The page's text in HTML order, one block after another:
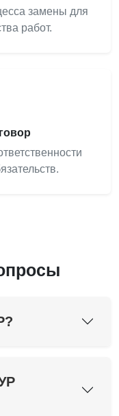
замены для
работ.